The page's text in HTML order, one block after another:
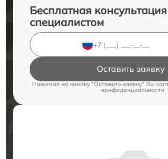
Бесплатная
специалистом
Оставить заявку
Нажимая на кнопку "Оставить заявку" Вы
конфиденциальности